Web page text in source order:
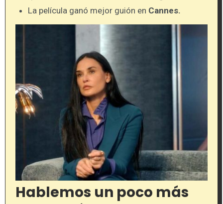
La película ganó mejor guión en Cannes.
Hablemos un poco más